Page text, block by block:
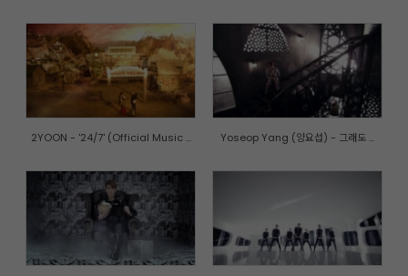
2YOON - '24/7' (Official Music ... Yoseop Yang (양요섭) - 그래도 ...